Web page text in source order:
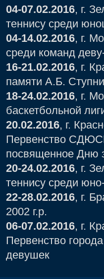
04-07.02.2016, г.
теннису среди
04-14.02.2016, г.
среди команд
16-21.02.2016, г.
памяти А.Б.
18-24.02.2016, г.
баскетбольной
20.02.2016, г.
Первенство
посвященное Дню
20-24.02.2016, г.
теннису среди
22-28.02.2016, г.
2002 г.р.
06-07.02.2016, г.
Первенство
девушек